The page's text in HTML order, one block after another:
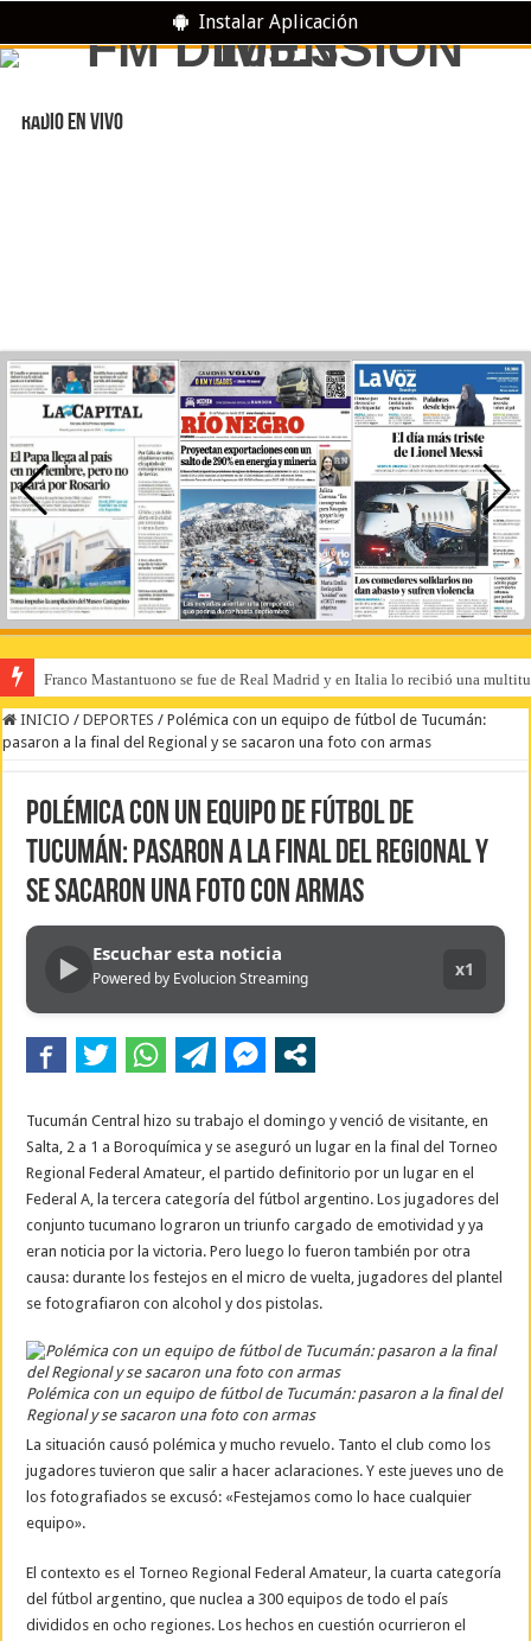
Instalar Aplicación
RADIO EN VIVO
Franco Mastantuono se fue de Real Madrid y en Italia lo recibió una
INICIO / DEPORTES / Polémica con un equipo de fútbol de Tucumán:
pasaron a la final del Regional y se sacaron una foto con armas
Polémica con un equipo de fútbol de
Tucumán: pasaron a la final del Regional y
se sacaron una foto con armas
▶ Escuchar esta noticia
Powered by Evolucion Streaming x1
Tucumán Central hizo su trabajo el domingo y venció de visitante, en
Salta, 2 a 1 a Boroquímica y se aseguró un lugar en la final del Torneo
Regional Federal Amateur, el partido definitorio por un lugar en el
Federal A, la tercera categoría del fútbol argentino. Los jugadores del
conjunto tucumano lograron un triunfo cargado de emotividad y ya
eran noticia por la victoria. Pero luego lo fueron también por otra
causa: durante los festejos en el micro de vuelta, jugadores del plantel
se fotografiaron con alcohol y dos pistolas.
Polémica con un equipo de fútbol de Tucumán: pasaron a la final del
Regional y se sacaron una foto con armas
La situación causó polémica y mucho revuelo. Tanto el club como los
jugadores tuvieron que salir a hacer aclaraciones. Y este jueves uno de
los fotografiados se excusó: «Festejamos como lo hace cualquier
equipo».
El contexto es el Torneo Regional Federal Amateur, la cuarta categoría
del fútbol argentino, que nuclea a 300 equipos de todo el país
divididos en ocho regiones. Los hechos en cuestión ocurrieron el